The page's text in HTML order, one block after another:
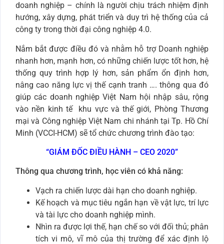
doanh nghiệp – chính là người chịu trách nhiệm định
hướng, xây dựng, phát triển và duy trì hệ thống của cả
công ty trong thời đại công nghiệp 4.0.
Nắm bắt được điều đó và nhằm hỗ trợ Doanh nghiệp
nhanh hơn, mạnh hơn, có những chiến lược tốt hơn, hệ
thống quy trình hợp lý hơn, sản phẩm ổn định hơn,
nâng cao năng lực vị thế cạnh tranh …. thông qua đó
giúp các doanh nghiệp Việt Nam hội nhập sâu, rộng
vào nền kinh tế khu vực và thế giới, Phòng Thương
mại và Công nghiệp Việt Nam chi nhánh tại Tp. Hồ Chí
Minh (VCCI-HCM) sẽ tổ chức chương trình đào tạo:
“GIÁM ĐỐC ĐIỀU HÀNH – CEO 2020”
Thông qua chương trình, học viên có khả năng:
Vạch ra chiến lược dài hạn cho doanh nghiệp.
Kế hoạch và mục tiêu ngắn hạn về vật lực, trí lực
và tài lực cho doanh nghiệp mình.
Nhìn ra được lợi thế, hạn chế so với đối thủ; phân
tích vi mô, vĩ mô của thị trường để xác định lộ